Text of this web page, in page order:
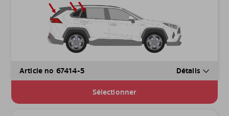
Article no 67414-5 Détails
Sélectionner